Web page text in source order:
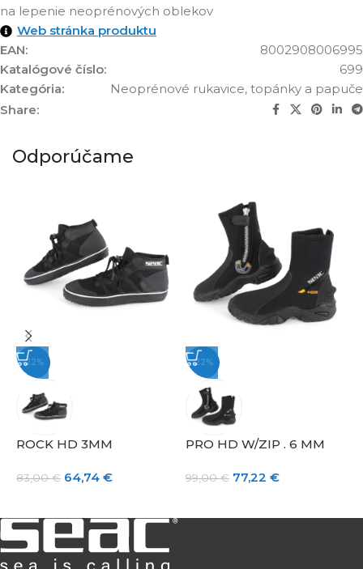
na lepenie neoprénových oblekov
Web stránka produktu
EAN:
8002908006995
Katalógové číslo:
699
Kategória:
Neoprénové rukavice, topánky a papuče
Share:
Odporúčame
-22%
ROCK HD 3MM
83,00€ 64,74 €
-22%
PRO HD W/ZIP . 6 MM
99,00€ 77,22 €